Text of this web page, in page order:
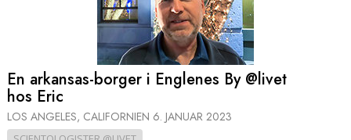
En arkansas-borger i Englenes By @livet
hos Eric
LOS ANGELES, CALIFORNIEN 6. JANUAR 2023